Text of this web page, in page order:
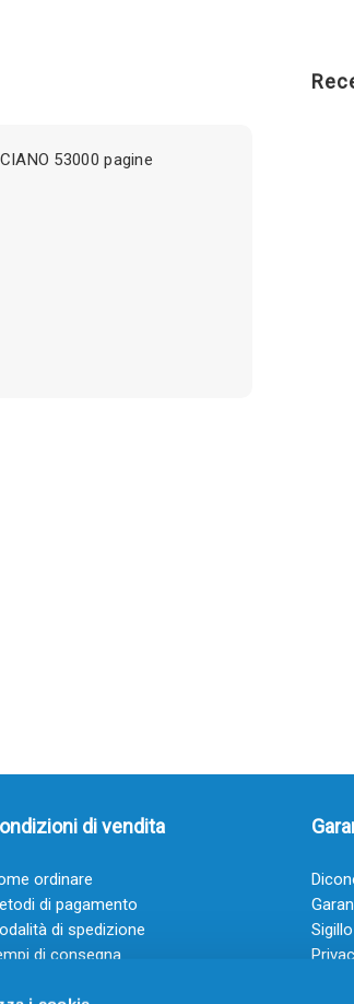
53000 pagine
di vendita
ordinare
di pagamento
di spedizione
di consegna